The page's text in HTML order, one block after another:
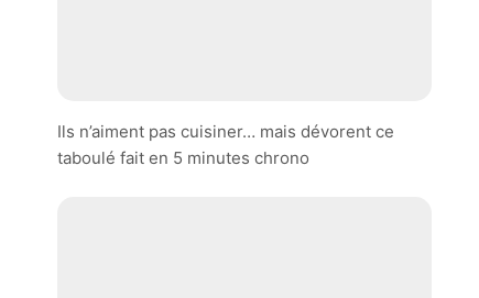
Ils n’aiment pas cuisiner… mais dévorent ce
taboulé fait en 5 minutes chrono